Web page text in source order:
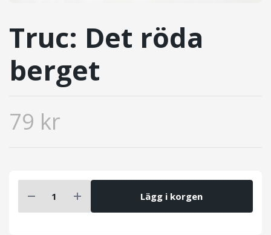
Truc: Det röda
berget
79 kr
Lägg i korgen